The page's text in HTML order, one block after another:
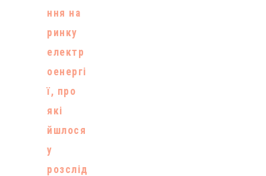
ння на
ринку
електр
оенергі
ї, про
які
йшлося
у
розслід